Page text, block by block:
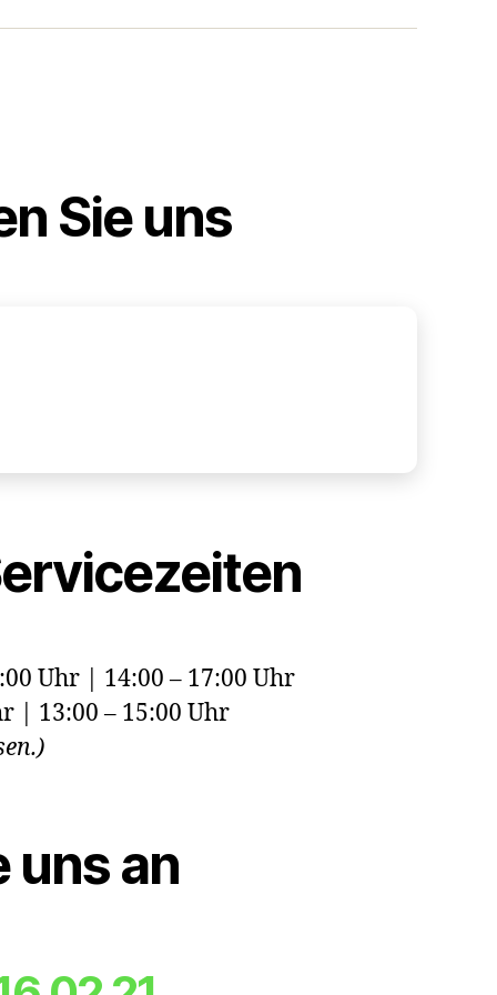
Sie uns
Uhr | 14:00 – 17:00 Uhr
| 13:00 – 15:00 Uhr
uns an